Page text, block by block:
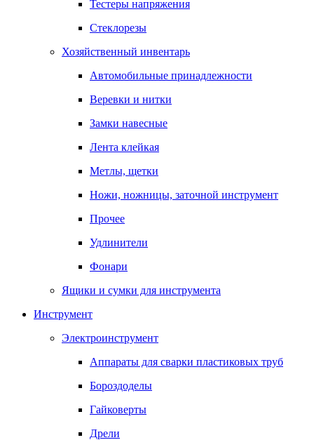
Тестеры напряжения
Стеклорезы
Хозяйственный инвентарь
Автомобильные принадлежности
Веревки и нитки
Замки навесные
Лента клейкая
Метлы, щетки
Ножи, ножницы, заточной инструмент
Прочее
Удлинители
Фонари
Ящики и сумки для инструмента
Инструмент
Электроинструмент
Аппараты для сварки пластиковых труб
Бороздоделы
Гайковерты
Дрели